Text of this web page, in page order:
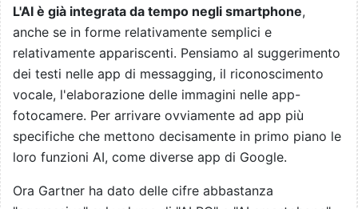
L'AI è già integrata da tempo negli smartphone,
anche se in forme relativamente semplici e
relativamente appariscenti. Pensiamo al suggerimento
dei testi nelle app di messagging, il riconoscimento
vocale, l'elaborazione delle immagini nelle app-
fotocamere. Per arrivare ovviamente ad app più
specifiche che mettono decisamente in primo piano le
loro funzioni AI, come diverse app di Google.
Ora Gartner ha dato delle cifre abbastanza